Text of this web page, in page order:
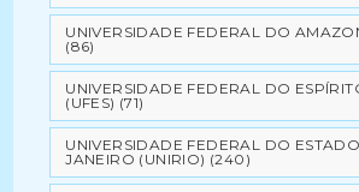
UNIVERSIDADE FEDERAL DO
(86)
UNIVERSIDADE FEDERAL DO
(UFES) (71)
UNIVERSIDADE FEDERAL DO
JANEIRO (UNIRIO) (240)